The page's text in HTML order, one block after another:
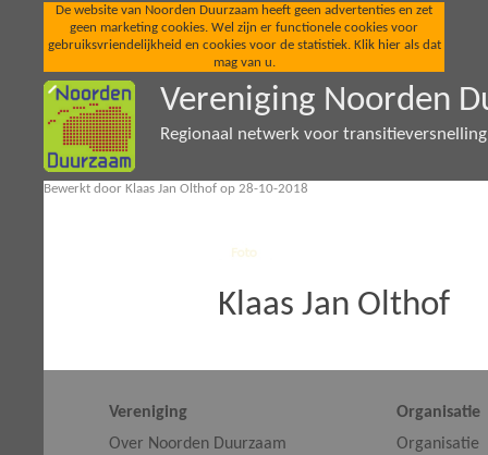
De website van Noorden Duurzaam heeft geen advertenties en zet
geen marketing cookies. Wel zijn er functionele cookies voor
gebruiksvriendelijkheid en cookies voor de statistiek. Klik hier als dat
mag van u.
Vereniging Noorden
Regionaal netwerk voor
Bewerkt door Klaas Jan Olthof op 28-10-2018
Klaas Jan Olthof
Vereniging
Over Noorden Duurzaam
Organisatie
Organisatie